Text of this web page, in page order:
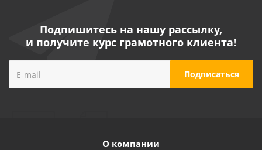
Подпишитесь на нашу рассылку,
и получите курс грамотного клиента!
О компании